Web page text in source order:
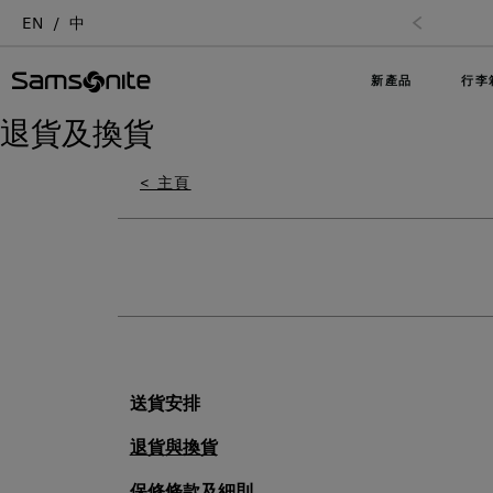
EN 中
新產品 行李
退貨及換貨
< 主頁
送貨安排
退貨與換貨